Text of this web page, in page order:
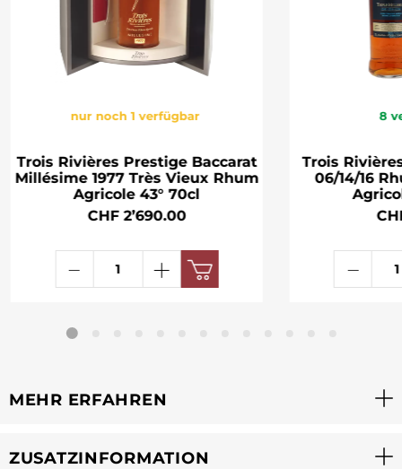
nur noch 1 verfügbar
Trois Rivières Prestige Baccarat
Millésime 1977 Très Vieux Rhum
Agricole 43° 70cl
CHF 2’690.00
8
Trois
06/14/16
MEHR ERFAHREN
ZUSATZINFORMATION